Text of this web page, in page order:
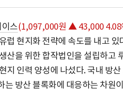
스(1,097,000원 ▲ 43,000
럽 현지화 전략에 속도를 내고 있
산을 위한 합작법인을 설립하고
지 인력 양성에 나섰다. 국내 방산
는 방산 블록화에 대응하는 차원